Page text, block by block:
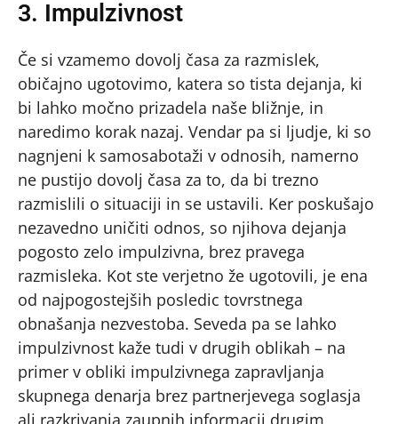
3. Impulzivnost
Če si vzamemo dovolj časa za razmislek,
običajno ugotovimo, katera so tista dejanja, ki
bi lahko močno prizadela naše bližnje, in
naredimo korak nazaj. Vendar pa si ljudje, ki so
nagnjeni k samosabotaži v odnosih, namerno
ne pustijo dovolj časa za to, da bi trezno
razmislili o situaciji in se ustavili. Ker poskušajo
nezavedno uničiti odnos, so njihova dejanja
pogosto zelo impulzivna, brez pravega
razmisleka. Kot ste verjetno že ugotovili, je ena
od najpogostejših posledic tovrstnega
obnašanja nezvestoba. Seveda pa se lahko
impulzivnost kaže tudi v drugih oblikah – na
primer v obliki impulzivnega zapravljanja
skupnega denarja brez partnerjevega soglasja
ali razkrivanja zaupnih informacij drugim